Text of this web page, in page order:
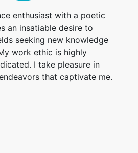
enthusiast with a poetic
an insatiable desire to
seeking new knowledge
work ethic is highly
I take pleasure in
that captivate me.